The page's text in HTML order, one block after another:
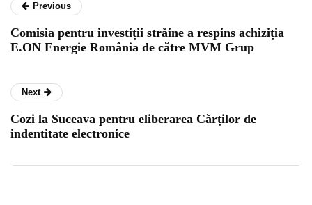
Previous
Comisia pentru investiții străine a respins achiziția
E.ON Energie România de către MVM Grup
Next
Cozi la Suceava pentru eliberarea Cărților de
indentitate electronice